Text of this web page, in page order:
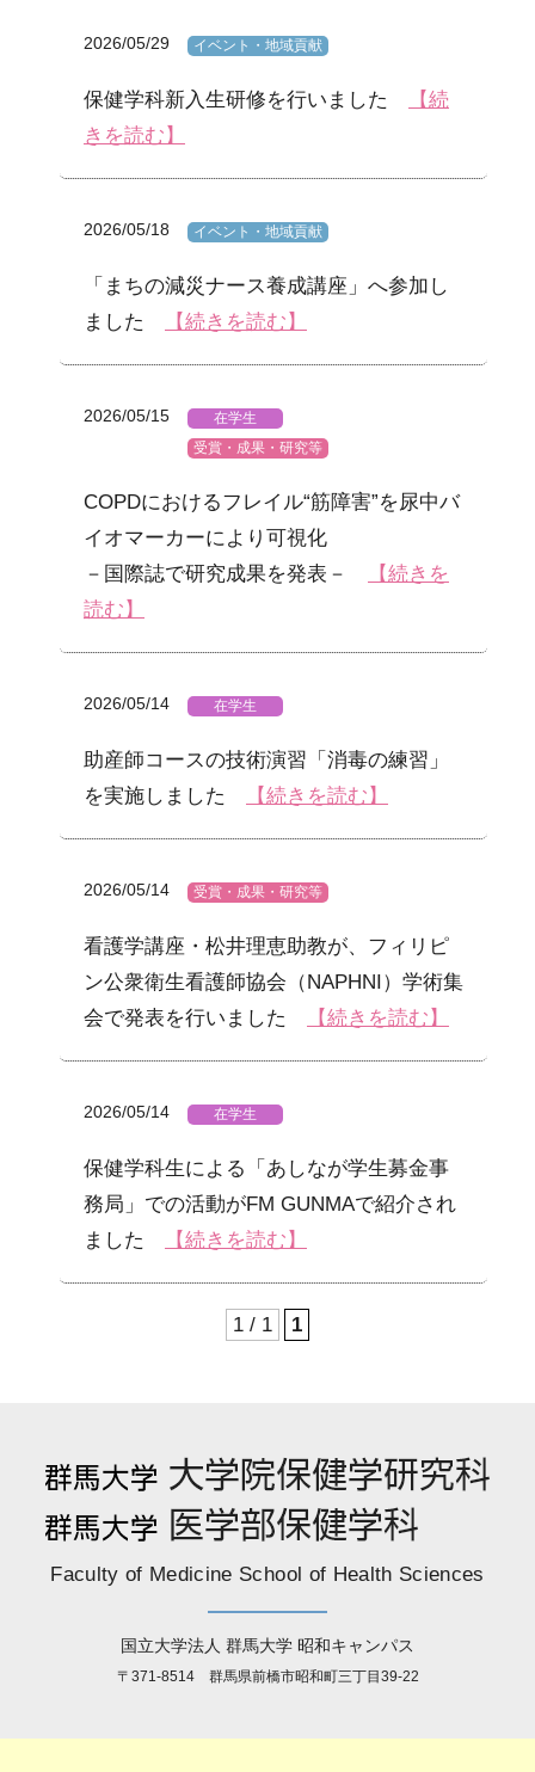
2026/05/29 イベント・地域貢献
保健学科新入生研修を行いました
【続
きを読む】
2026/05/18 イベント・地域貢献
「まちの減災ナース養成講座」へ参加し
ました
【続きを読む】
2026/05/15
在学生
受賞・成果・研究等
COPDにおけるフレイル“筋障害”を尿中バ
イオマーカーにより可視化
－国際誌で研究成果を発表－
【続きを
読む】
2026/05/14 在学生
助産師コースの技術演習「消毒の練習」
を実施しました
【続きを読む】
2026/05/14 受賞・成果・研究等
看護学講座・松井理恵助教が、フィリピ
ン公衆衛生看護師協会（NAPHNI）学術集
会で発表を行いました
【続きを読む】
2026/05/14 在学生
保健学科生による「あしなが学生募金事
務局」での活動がFM GUNMAで紹介され
ました
【続きを読む】
1 / 1 1
Faculty of Medicine School of Health Sciences
国立大学法人 群馬大学 昭和キャンパス
〒371-8514 群馬県前橋市昭和町三丁目39-22